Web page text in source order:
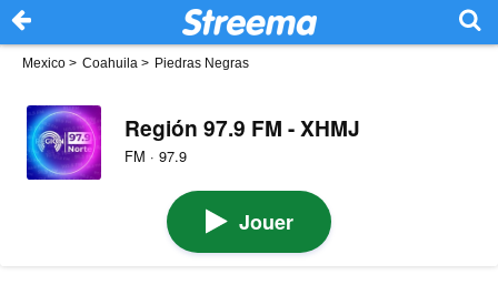
Mexico > Coahuila > Piedras Negras
Región 97.9 FM - XHMJ
FM · 97.9
Jouer